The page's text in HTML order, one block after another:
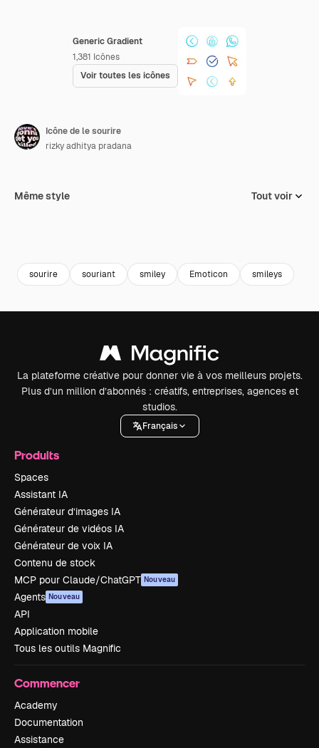
Generic Gradient
1,381 Icônes
Voir toutes les icônes
Icône de le sourire
rizky adhitya pradana
Même style Tout voir
sourire souriant smiley Emoticon smileys
La plateforme créative pour donner vie à vos meilleurs projets.
Plus d’un million d’abonnés : créatifs, entreprises, agences et
studios.
Français
Produits
Spaces
Assistant IA
Générateur d’images IA
Générateur de vidéos IA
Générateur de voix IA
Contenu de stock
MCP pour Claude/ChatGPT Nouveau
Agents Nouveau
API
Application mobile
Tous les outils Magnific
Commencer
Academy
Documentation
Assistance